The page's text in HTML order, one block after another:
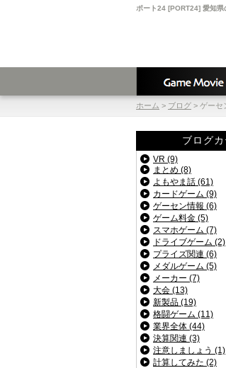
ポート24 [PORT24] 愛知県
ホーム > ブログ > ゲーセ
ブログ
VR (9)
まとめ (8)
よもやま話 (61)
カードゲーム (9)
ゲーセン情報 (6)
ゲーム料金 (5)
スマホゲーム (7)
ドライブゲーム (2)
プライズ関連 (6)
メダルゲーム (5)
メーカー (7)
大会 (13)
新製品 (19)
格闘ゲーム (11)
業界全体 (44)
決算関連 (3)
注意しましょう (1)
計算してみた (2)